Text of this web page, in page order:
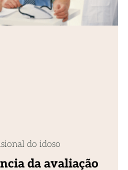
do idoso
da avaliação